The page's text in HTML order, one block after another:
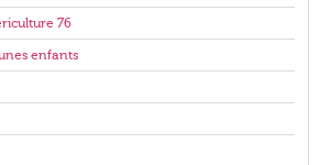
76
enfants